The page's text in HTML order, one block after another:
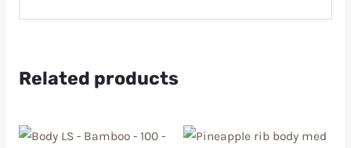
Related products